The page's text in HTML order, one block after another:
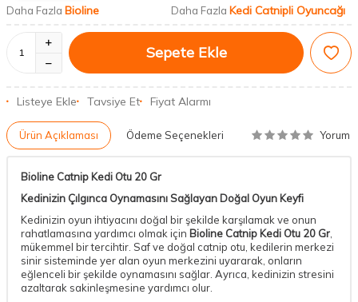
Daha Fazla Bioline Daha Fazla Kedi Catnipli Oyuncağı
Sepete Ekle
Listeye Ekle Tavsiye Et Fiyat Alarmı
Ürün Açıklaması Ödeme Seçenekleri Yorum
Bioline Catnip Kedi Otu 20 Gr
Kedinizin Çılgınca Oynamasını Sağlayan Doğal Oyun Keyfi
Kedinizin oyun ihtiyacını doğal bir şekilde karşılamak ve onun
rahatlamasına yardımcı olmak için Bioline Catnip Kedi Otu 20 Gr
mükemmel bir tercihtir. Saf ve doğal catnip otu, kedilerin merkezi
sinir sisteminde yer alan oyun merkezini uyararak, onların
eğlenceli bir şekilde oynamasını sağlar. Ayrıca, kedinizin stresini
azaltarak sakinleşmesine yardımcı olur.